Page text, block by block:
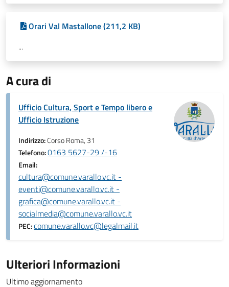
Orari Val Mastallone (211,2 KB)
...
A cura di
Ufficio Cultura, Sport e Tempo libero e
Ufficio Istruzione
Indirizzo:Corso Roma, 31
Telefono:0163 5627-29 /-16
Email:
cultura@comune.varallo.vc.it -
eventi@comune.varallo.vc.it -
grafica@comune.varallo.vc.it -
socialmedia@comune.varallo.vc.it
PEC:comune.varallo.vc@legalmail.it
Ulteriori Informazioni
Ultimo aggiornamento